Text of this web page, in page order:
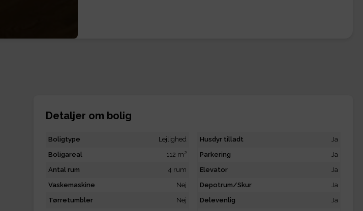
Detaljer om bolig
Boligtype
Lejlighed
Boligareal
112 m2
Antal rum
4 rum
Vaskemaskine
Nej
Tørretumbler
Nej
Husdyr tilladt
Ja
Parkering
Ja
Elevator
Ja
Depotrum/Skur
Ja
Delevenlig
Ja